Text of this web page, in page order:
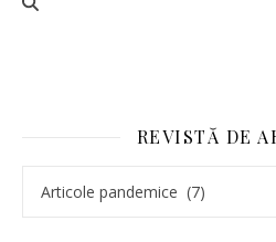
REVISTĂ DE